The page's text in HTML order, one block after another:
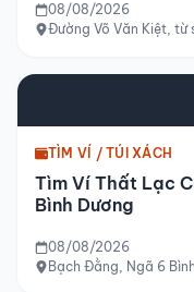
08/08/2026
Đường Võ Văn Kiệt, từ
TÌM VÍ / TÚI XÁCH
Tìm Ví Thất Lạc
Bình Dương
08/08/2026
Bạch Đằng, Ngã 6